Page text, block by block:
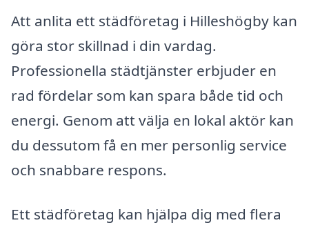
Att anlita ett städföretag i Hilleshögby kan
göra stor skillnad i din vardag.
Professionella städtjänster erbjuder en
rad fördelar som kan spara både tid och
energi. Genom att välja en lokal aktör kan
du dessutom få en mer personlig service
och snabbare respons.
Ett städföretag kan hjälpa dig med flera